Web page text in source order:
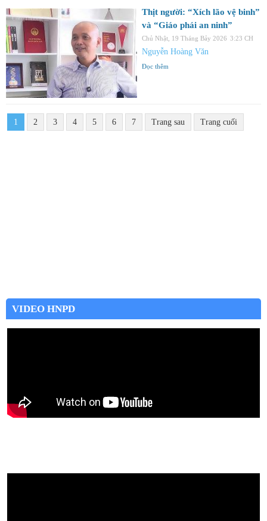
Thịt người: “Xích lão vệ binh”
và “Giáo phái an ninh”
Chủ Nhật, 19 Tháng Bảy 2026 3:23 CH
Nguyễn Hoàng Văn
Đọc thêm
1 2 3 4 5 6 7 Trang sau Trang cuối
VIDEO HNPD